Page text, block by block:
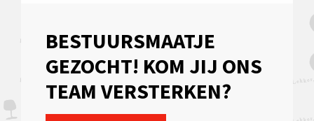
BESTUURSMAATJE
GEZOCHT! KOM JIJ ONS
TEAM VERSTERKEN?